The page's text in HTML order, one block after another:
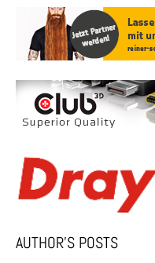
AUTHOR’S POSTS